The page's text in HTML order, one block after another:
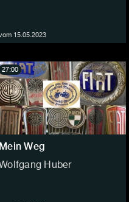
15.05.2023
Mein Weg
Huber
27:00